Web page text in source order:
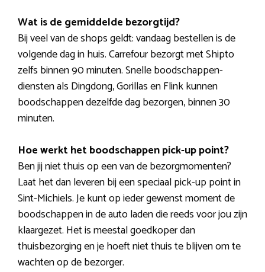
Wat is de gemiddelde bezorgtijd?
Bij veel van de shops geldt: vandaag bestellen is de
volgende dag in huis. Carrefour bezorgt met Shipto
zelfs binnen 90 minuten. Snelle boodschappen-
diensten als Dingdong, Gorillas en Flink kunnen
boodschappen dezelfde dag bezorgen, binnen 30
minuten.
Hoe werkt het boodschappen pick-up point?
Ben jij niet thuis op een van de bezorgmomenten?
Laat het dan leveren bij een speciaal pick-up point in
Sint-Michiels. Je kunt op ieder gewenst moment de
boodschappen in de auto laden die reeds voor jou zijn
klaargezet. Het is meestal goedkoper dan
thuisbezorging en je hoeft niet thuis te blijven om te
wachten op de bezorger.